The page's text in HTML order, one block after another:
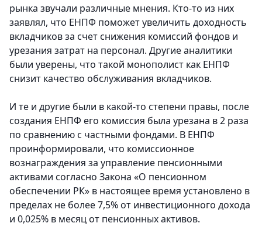
рынка звучали различные мнения. Кто-то из них
заявлял, что ЕНПФ поможет увеличить доходность
вкладчиков за счет снижения комиссий фондов и
урезания затрат на персонал. Другие аналитики
были уверены, что такой монополист как ЕНПФ
снизит качество обслуживания вкладчиков.
И те и другие были в какой-то степени правы, после
создания ЕНПФ его комиссия была урезана в 2 раза
по сравнению с частными фондами. В ЕНПФ
проинформировали, что комиссионное
вознаграждения за управление пенсионными
активами согласно Закона «О пенсионном
обеспечении РК» в настоящее время установлено в
пределах не более 7,5% от инвестиционного дохода
и 0,025% в месяц от пенсионных активов.